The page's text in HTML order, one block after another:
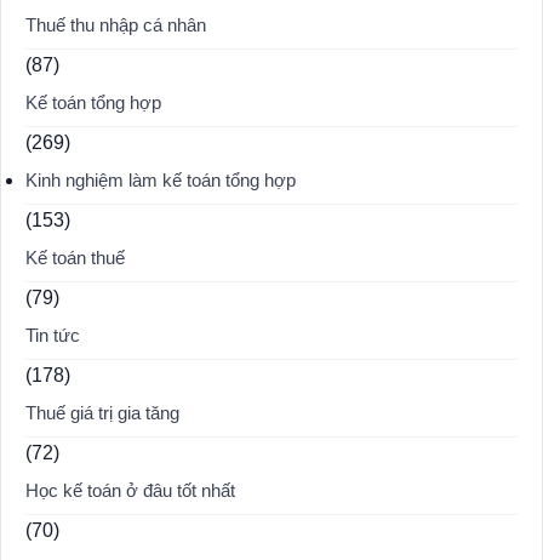
Thuế thu nhập cá nhân
(87)
Kế toán tổng hợp
(269)
Kinh nghiệm làm kế toán tổng hợp
(153)
Kế toán thuế
(79)
Tin tức
(178)
Thuế giá trị gia tăng
(72)
Học kế toán ở đâu tốt nhất
(70)